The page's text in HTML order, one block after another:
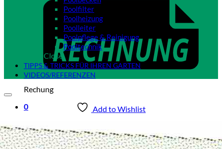
Rechung
0
Poolfilter
Poolheizung
Poolleiter
Poolpflege & Reinigung
Pooltechnik
Close
TIPPS & TRICKS FÜR IHREN GARTEN
VIDEOS/REFERENZEN
Add to Wishlist